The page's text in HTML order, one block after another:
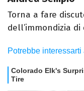
Torna a fare
dell’immondizia di